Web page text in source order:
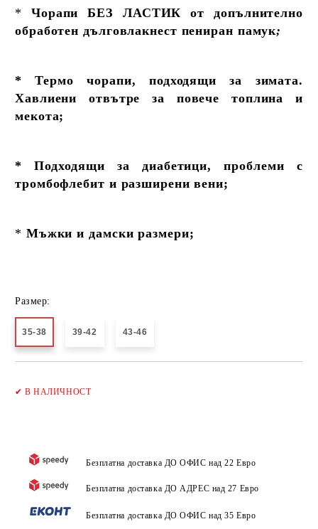
* Чорапи БЕЗ ЛАСТИК от допълнително
обработен дълговлакнест пениран памук;
* Термо чорапи, подходящи за зимата.
Хавлиени отвътре за повече топлина и
мекота;
* Подходящи за диабетици, проблеми с
тромбофлебит и разширени вени;
* Мъжки и дамски размери;
Размер:
35-38 39-42 43-46
✔В НАЛИЧНОСТ
Безплатна доставка ДО ОФИС над 22 Евро
Безплатна доставка ДО АДРЕС над 27 Евро
Безплатна доставка ДО ОФИС над 35 Евро